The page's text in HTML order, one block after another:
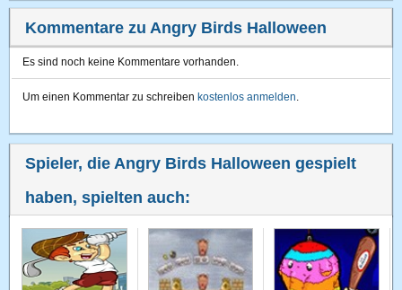
Kommentare zu Angry Birds Halloween
Es sind noch keine Kommentare vorhanden.
Um einen Kommentar zu schreiben kostenlos anmelden.
Spieler, die Angry Birds Halloween gespielt
haben, spielten auch: